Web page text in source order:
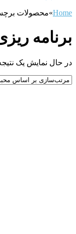
Home
»محصولات
برنامه
در حال نمایش یک